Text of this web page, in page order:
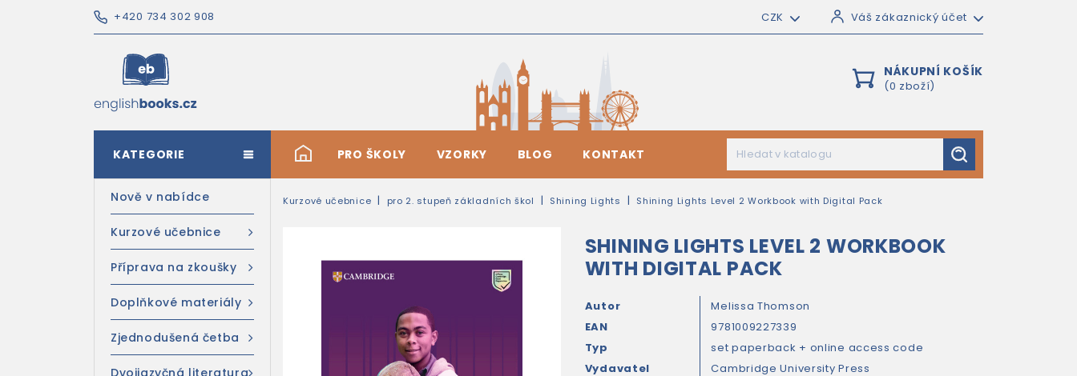
+420 734 302 908 CZK Váš zákaznický účet
NÁKUPNÍ KOŠÍK
(0 zboží)
# PRO ŠKOLY VZORKY BLOG KONTAKT
KATEGORIE
Nově v nabídce
Kurzové učebnice
Příprava na zkoušky
Doplňkové materiály
Zjednodušená četba
Dvojjazyčná literatura
Kurzové učebnice pro 2. stupeň základních škol Shining Lights Shining Lights Level 2 Workbook with Digital Pack
SHINING LIGHTS LEVEL 2 WORKBOOK
WITH DIGITAL PACK
Autor
Melissa Thomson
EAN
9781009227339
Typ
set paperback + online access code
Vydavatel
Cambridge University Press